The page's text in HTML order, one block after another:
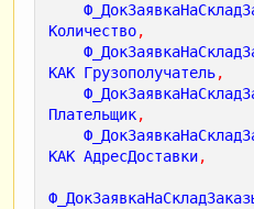
КонецЦикла;
КонецЦикла;
КонецЦикла;
Количество,
КАК Грузополучатель,
Плательщик,
КАК АдресДоставки,